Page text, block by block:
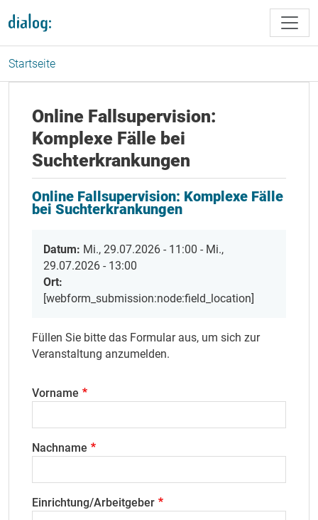
Startseite
Online Fallsupervision:
Komplexe Fälle bei
Suchterkrankungen
Online Fallsupervision: Komplexe Fälle
bei Suchterkrankungen
Datum: Mi., 29.07.2026 - 11:00 - Mi.,
29.07.2026 - 13:00
Ort:
[webform_submission:node:field_location]
Füllen Sie bitte das Formular aus, um sich zur
Veranstaltung anzumelden.
Vorname
Nachname
Einrichtung/Arbeitgeber